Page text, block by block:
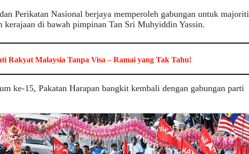
Perikatan Nasional berjaya memperoleh gabungan untuk majoriti
kerajaan di bawah pimpinan Tan Sri Muhyiddin Yassin.
Rakyat Malaysia Tanpa Visa – Ramai yang Tak Tahu!
ke-15, Pakatan Harapan bangkit kembali dengan gabungan parti